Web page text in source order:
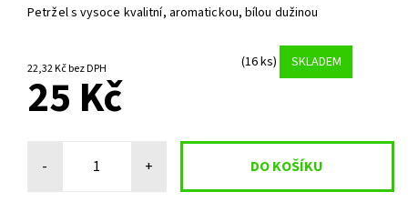
Petržel s vysoce kvalitní, aromatickou, bílou dužinou
22,32 Kč bez DPH (16 ks) SKLADEM
25 Kč
- +